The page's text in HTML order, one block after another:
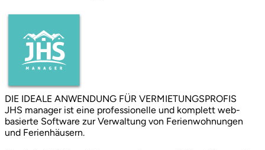
DIE IDEALE ANWENDUNG FÜR VERMIETUNGSPROFIS
JHS manager ist eine professionelle und komplett web-
basierte Software zur Verwaltung von Ferienwohnungen
und Ferienhäusern.